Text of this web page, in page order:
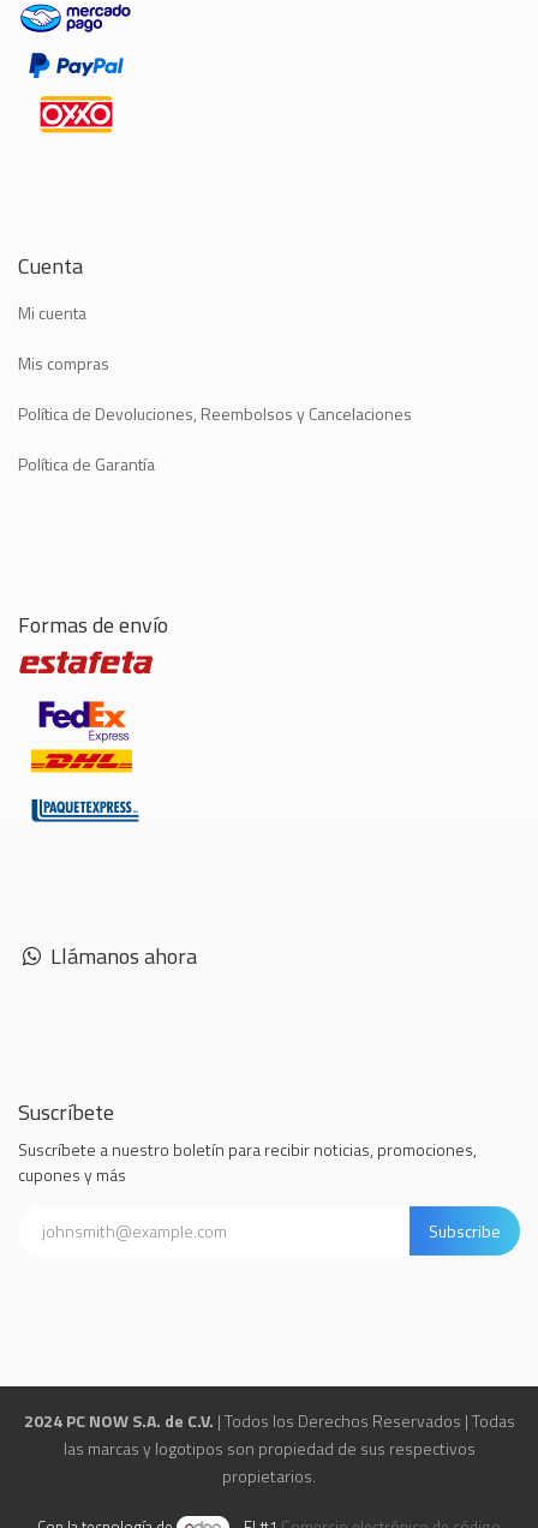
Cuenta
Mi cuenta
Mis compras
Política de Devoluciones, Reembolsos y Cancelaciones
Política de Garantía
Formas de envío
Llámanos ahora
Suscríbete
Suscríbete a nuestro boletín para recibir noticias, promociones,
cupones y más
Subscribe
2024 PC NOW S.A. de C.V. | Todos los Derechos Reservados | Todas
las marcas y logotipos son propiedad de sus respectivos
propietarios.